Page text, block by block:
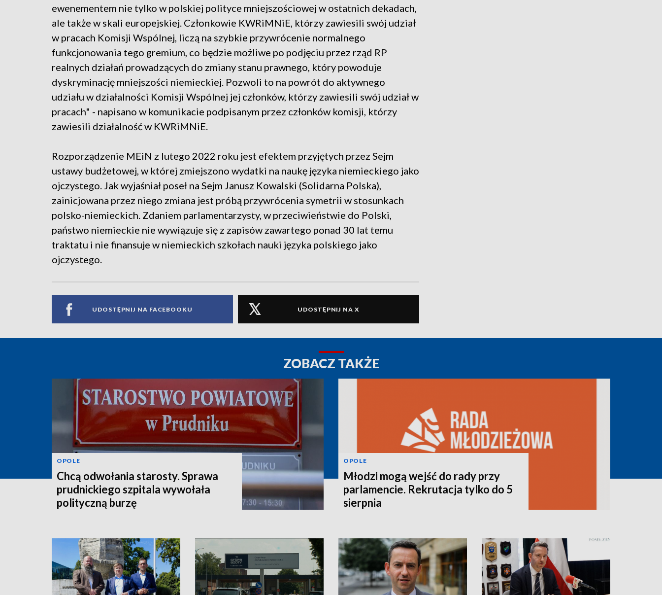
ewenementem nie tylko w polskiej polityce mniejszościowej w ostatnich dekadach,
ale także w skali europejskiej. Członkowie KWRiMNiE, którzy zawiesili swój udział
w pracach Komisji Wspólnej, liczą na szybkie przywrócenie normalnego
funkcjonowania tego gremium, co będzie możliwe po podjęciu przez rząd RP
realnych działań prowadzących do zmiany stanu prawnego, który powoduje
dyskryminację mniejszości niemieckiej. Pozwoli to na powrót do aktywnego
udziału w działalności Komisji Wspólnej jej członków, którzy zawiesili swój udział w
pracach" - napisano w komunikacie podpisanym przez członków komisji, którzy
zawiesili działalność w KWRiMNiE.
Rozporządzenie MEiN z lutego 2022 roku jest efektem przyjętych przez Sejm
ustawy budżetowej, w której zmiejszono wydatki na naukę języka niemieckiego jako
ojczystego. Jak wyjaśniał poseł na Sejm Janusz Kowalski (Solidarna Polska),
zainicjowana przez niego zmiana jest próbą przywrócenia symetrii w stosunkach
polsko-niemieckich. Zdaniem parlamentarzysty, w przeciwieństwie do Polski,
państwo niemieckie nie wywiązuje się z zapisów zawartego ponad 30 lat temu
traktatu i nie finansuje w niemieckich szkołach nauki języka polskiego jako
ojczystego.
UDOSTĘPNIJ NA FACEBOOKU UDOSTĘPNIJ NA X
ZOBACZ TAKŻE
OPOLE
Chcą odwołania starosty. Sprawa
prudnickiego szpitala wywołała
polityczną burzę
OPOLE
Młodzi mogą wejść do rady przy
parlamencie. Rekrutacja tylko do 5
sierpnia